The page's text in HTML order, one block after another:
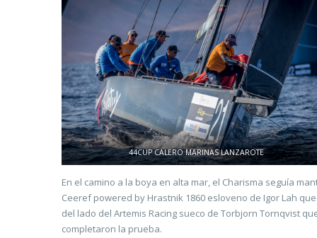
44CUP CALERO MARINAS LANZAROTE
En el camino a la boya en alta mar, el Charisma seguía
Ceeref powered by Hrastnik 1860 esloveno de Igor Lah
del lado del Artemis Racing sueco de Torbjorn Tornqvist
completaron la prueba.